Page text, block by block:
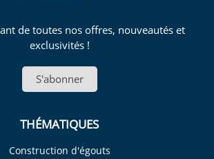
de toutes nos offres, nouveautés et
exclusivités !
S'abonner
THÉMATIQUES
Construction d'égouts